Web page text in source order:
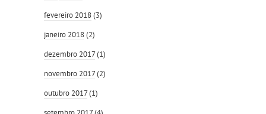
fevereiro 2018(3)
janeiro 2018(2)
dezembro 2017(1)
novembro 2017(2)
outubro 2017(1)